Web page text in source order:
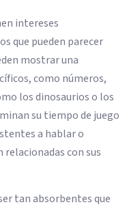
intereses
que pueden parecer
mostrar una
como números,
los dinosaurios o los
su tiempo de juego
a hablar o
con sus
tan absorbentes que